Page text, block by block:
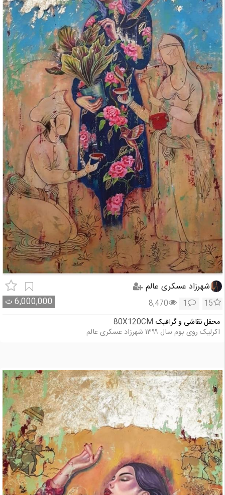
شهرزاد عسکری عالم
6,000,000ت 15
1
8,470
محفل نقاشی و گرافیک 80X120CM
اکرلیک روی بوم سال ۱۳۹۹ شهرزاد عسکری عالم